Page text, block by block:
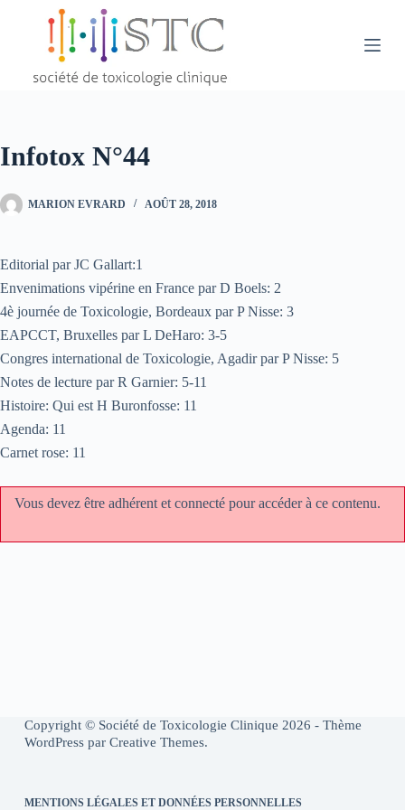
Infotox N°44
MARION EVRARD AOÛT 28, 2018
Editorial par JC Gallart:1
Envenimations vipérine en France par D Boels: 2
4è journée de Toxicologie, Bordeaux par P Nisse: 3
EAPCCT, Bruxelles par L DeHaro: 3-5
Congres international de Toxicologie, Agadir par P Nisse: 5
Notes de lecture par R Garnier: 5-11
Histoire: Qui est H Buronfosse: 11
Agenda: 11
Carnet rose: 11
Vous devez être adhérent et connecté pour accéder à ce contenu.
Copyright © Société de Toxicologie Clinique 2026 - Thème
WordPress par Creative Themes.
MENTIONS LÉGALES ET DONNÉES PERSONNELLES